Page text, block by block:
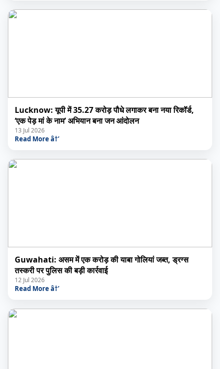
Lucknow: यूपी में 35.27 करोड़ पौधे लगाकर बना नया रिकॉर्ड,
‘एक पेड़ मां के नाम’ अभियान बना जन आंदोलन
13 Jul 2026
Read More â†’
Guwahati: असम में एक करोड़ की याबा गोलियां जब्त, ड्रग्स
तस्करी पर पुलिस की बड़ी कार्रवाई
12 Jul 2026
Read More â†’